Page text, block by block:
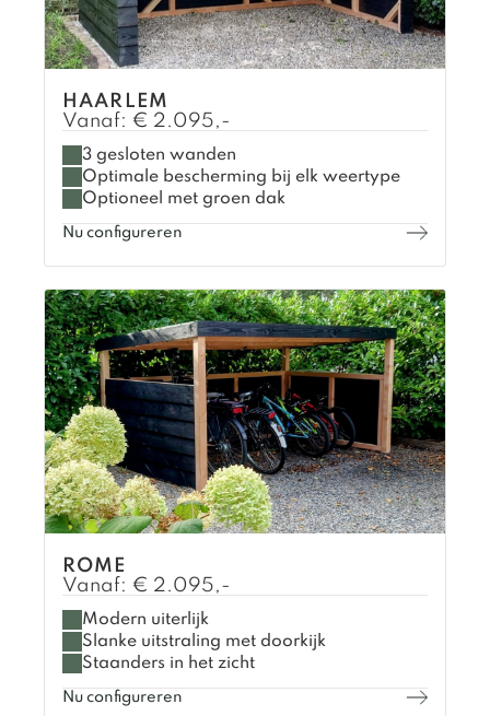
HAARLEM
Vanaf: € 2.095,-
3 gesloten wanden
Optimale bescherming bij elk weertype
Optioneel met groen dak
Nu configureren
ROME
Vanaf: € 2.095,-
Modern uiterlijk
Slanke uitstraling met doorkijk
Staanders in het zicht
Nu configureren